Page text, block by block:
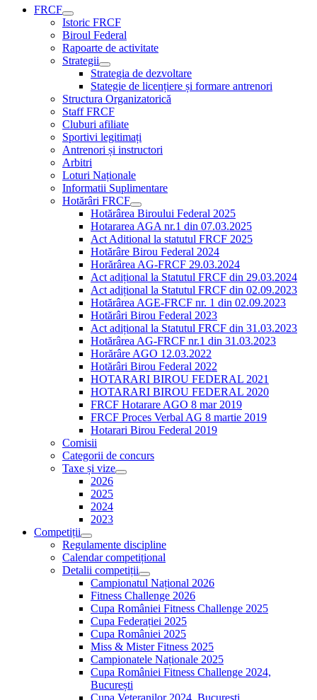
FRCF
Istoric FRCF
Biroul Federal
Rapoarte de activitate
Strategii
Strategia de dezvoltare
Stategie de licențiere și formare antrenori
Structura Organizatorică
Staff FRCF
Cluburi afiliate
Sportivi legitimați
Antrenori și instructori
Arbitri
Loturi Naționale
Informatii Suplimentare
Hotărâri FRCF
Hotărârea Biroului Federal 2025
Hotararea AGA nr.1 din 07.03.2025
Act Aditional la statutul FRCF 2025
Hotărâre Birou Federal 2024
Horărârea AG-FRCF 29.03.2024
Act adițional la Statutul FRCF din 29.03.2024
Act adițional la Statutul FRCF din 02.09.2023
Hotărârea AGE-FRCF nr. 1 din 02.09.2023
Hotărâri Birou Federal 2023
Act adițional la Statutul FRCF din 31.03.2023
Hotărârea AG-FRCF nr.1 din 31.03.2023
Horărâre AGO 12.03.2022
Hotărâri Birou Federal 2022
HOTARARI BIROU FEDERAL 2021
HOTARARI BIROU FEDERAL 2020
FRCF Hotarare AGO 8 mar 2019
FRCF Proces Verbal AG 8 martie 2019
Hotarari Birou Federal 2019
Comisii
Categorii de concurs
Taxe și vize
2026
2025
2024
2023
Competiții
Regulamente discipline
Calendar competițional
Detalii competiții
Campionatul Național 2026
Fitness Challenge 2026
Cupa României Fitness Challenge 2025
Cupa Federației 2025
Cupa României 2025
Miss & Mister Fitness 2025
Campionatele Naționale 2025
Cupa României Fitness Challenge 2024,
București
Cupa Veteranilor 2024, București